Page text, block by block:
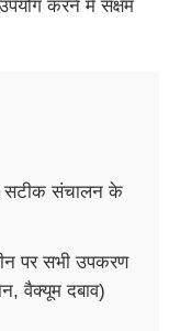
करने में सक्षम
सटीक संचालन के
पर सभी उपकरण
वैक्यूम दबाव)